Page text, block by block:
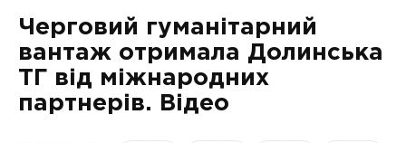
УКРАЇНА
Черговий гуманітарний
вантаж отримала Долинська
ТГ від міжнародних
партнерів. Відео